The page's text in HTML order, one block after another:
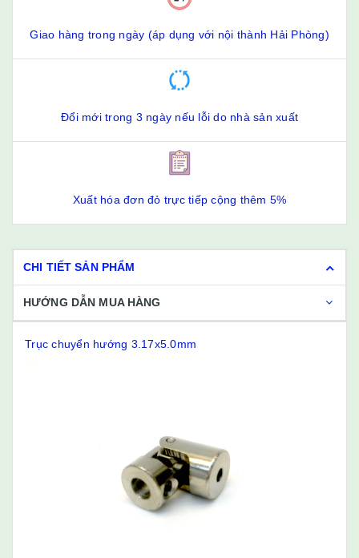
Giao hàng trong ngày (áp dụng với nội thành Hải Phòng)
Đổi mới trong 3 ngày nếu lỗi do nhà sản xuất
Xuất hóa đơn đỏ trực tiếp cộng thêm 5%
CHI TIẾT SẢN PHẨM
HƯỚNG DẪN MUA HÀNG
Trục chuyển hướng 3.17x5.0mm